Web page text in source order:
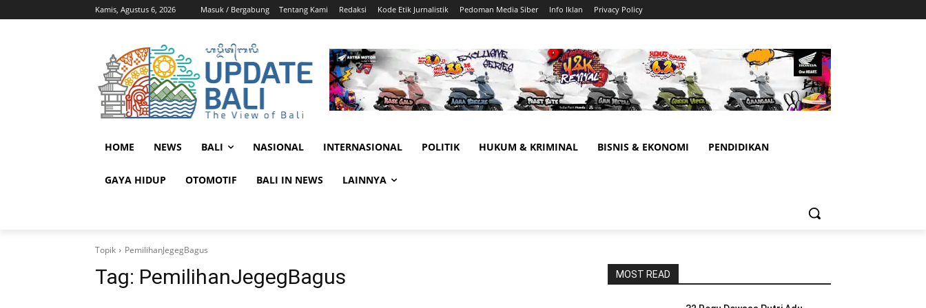
Kamis, Agustus 6, 2026 Masuk / Bergabung Tentang Kami Redaksi Kode Etik Jurnalistik Pedoman Media Siber Info Iklan Privacy Policy
HOME NEWS BALI NASIONAL INTERNASIONAL POLITIK HUKUM & KRIMINAL BISNIS & EKONOMI PENDIDIKAN
GAYA HIDUP OTOMOTIF BALI IN NEWS LAINNYA
Topik PemilihanJegegBagus
Tag: PemilihanJegegBagus MOST READ